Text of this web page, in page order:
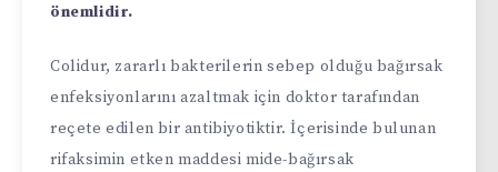
önemlidir.
Colidur, zararlı bakterilerin sebep olduğu bağırsak
enfeksiyonlarını azaltmak için doktor tarafından
reçete edilen bir antibiyotiktir. İçerisinde bulunan
rifaksimin etken maddesi mide-bağırsak